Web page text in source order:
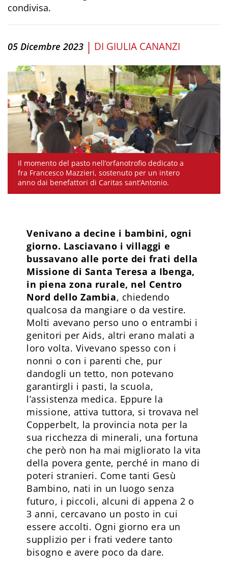
condivisa.
05 Dicembre 2023 | DI GIULIA CANANZI
Il momento del pasto nell’orfanotrofio dedicato a
fra Francesco Mazzieri, sostenuto per un intero
anno dai benefattori di Caritas sant’Antonio.
Venivano a decine i bambini, ogni
giorno. Lasciavano i villaggi e
bussavano alle porte dei frati della
Missione di Santa Teresa a Ibenga,
in piena zona rurale, nel Centro
Nord dello Zambia, chiedendo
qualcosa da mangiare o da vestire.
Molti avevano perso uno o entrambi i
genitori per Aids, altri erano malati a
loro volta. Vivevano spesso con i
nonni o con i parenti che, pur
dandogli un tetto, non potevano
garantirgli i pasti, la scuola,
l’assistenza medica. Eppure la
missione, attiva tuttora, si trovava nel
Copperbelt, la provincia nota per la
sua ricchezza di minerali, una fortuna
che però non ha mai migliorato la vita
della povera gente, perché in mano di
poteri stranieri. Come tanti Gesù
Bambino, nati in un luogo senza
futuro, i piccoli, alcuni di appena 2 o
3 anni, cercavano un posto in cui
essere accolti. Ogni giorno era un
supplizio per i frati vedere tanto
bisogno e avere poco da dare.